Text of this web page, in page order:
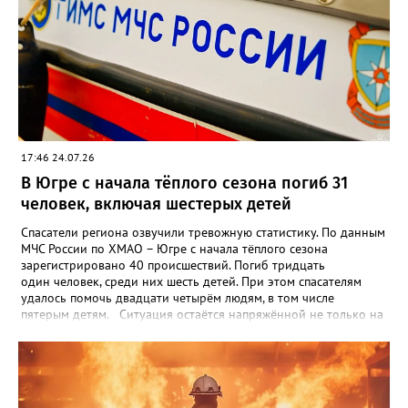
напоминают простые, но жизненно важные правила: • Не
кладите пауэрбанки рядом с горючими вещами. • Если корпус
вздулся, деформировался или сильно греется — выбросьте
устройство. • Избегайте ударов и падений. • Покупайте только
сертифицированную продукцию. • При малейшем подозрении
на возгорание — звоните 101 или 112.
17:46 24.07.26
В Югре с начала тёплого сезона погиб 31
человек, включая шестерых детей
Спасатели региона озвучили тревожную статистику. По данным
МЧС России по ХМАО – Югре с начала тёплого сезона
зарегистрировано 40 происшествий. Погиб тридцать
один человек, среди них шесть детей. При этом спасателям
удалось помочь двадцати четырём людям, в том числе
пятерым детям. Ситуация остаётся напряжённой не только на
периода зафиксировано семь аварийных происшествий с
маломерными судами — в них погибли семь человек. Анализ
происшествий показывает, что чаще всего к беде приводят
одни и те же ошибки: * купание в необорудованных местах; *